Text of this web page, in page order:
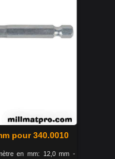
pour 340.0010
en mm: 12,0 mm -